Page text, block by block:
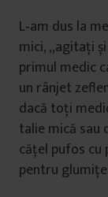
L‑am dus la
mici, „agitați
primul medic
un rânjet
dacă toți
talie mică sau
cățel pufos
pentru